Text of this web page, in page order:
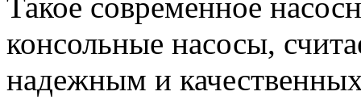
Такое современное
консольные насосы,
надежным и